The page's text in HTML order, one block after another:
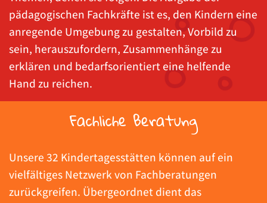
pädagogischen Fachkräfte ist es, den Kindern eine
anregende Umgebung zu gestalten, Vorbild zu
sein, herauszufordern, Zusammenhänge zu
erklären und bedarfsorientiert eine helfende
Hand zu reichen.
Fachliche Beratung
Unsere 32 Kindertagesstätten können auf ein
vielfältiges Netzwerk von Fachberatungen
zurückgreifen. Übergeordnet dient das